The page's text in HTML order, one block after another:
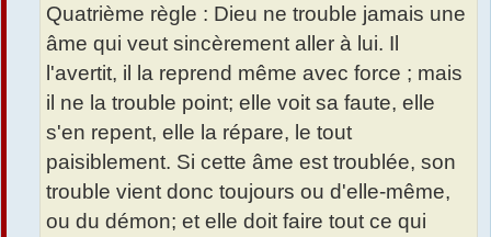
Quatrième règle : Dieu ne trouble jamais une
âme qui veut sincèrement aller à lui. Il
l'avertit, il la reprend même avec force ; mais
il ne la trouble point; elle voit sa faute, elle
s'en repent, elle la répare, le tout
paisiblement. Si cette âme est troublée, son
trouble vient donc toujours ou d'elle-même,
ou du démon; et elle doit faire tout ce qui